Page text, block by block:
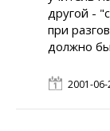
другой -
при
должно
2001-